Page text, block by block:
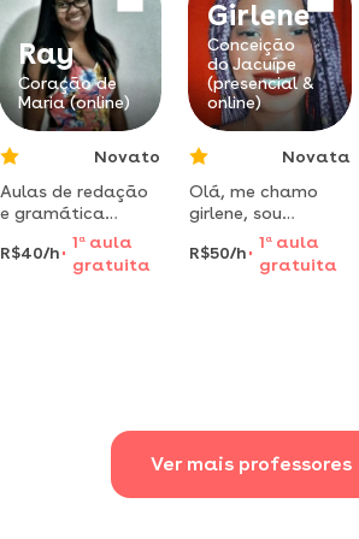
literatura
brasileira.
escolar durante 3
anos
Ray
Coração de
Maria (online)
Novato
Aulas de redação
e gramática
ministrada por
estudante de
psicologia na
R$40/h
1 aaula
gratuita
Girlene
Conceição
do Jacuípe
(presencial &
online)
Novata
Olá, me chamo
girlene, sou
professora de
reforço escolar já
2 anos, e estou a
R$50/h
1 a aula
gratuita
Ver mais professores